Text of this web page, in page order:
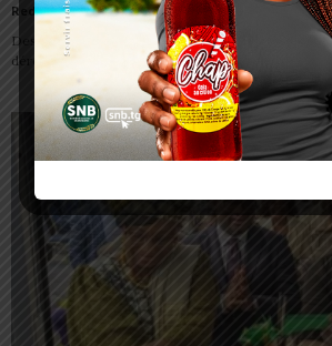
Redaction - 22 juillet 2023
Des séances de soutenances de thèse de
déroulées du 19 au 21 juillet 2023 à l’Université de